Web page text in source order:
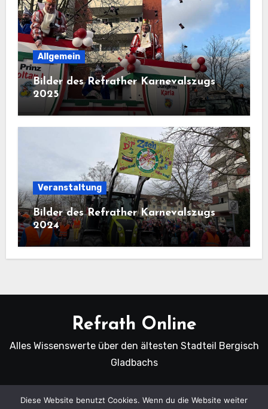
Allgemein
Bilder des Refrather Karnevalszugs
2025
Veranstaltung
Bilder des Refrather Karnevalszugs
2024
Refrath Online
Alles Wissenswerte über den ältesten Stadteil Bergisch
Gladbachs
Diese Website benutzt Cookies. Wenn du die Website weiter